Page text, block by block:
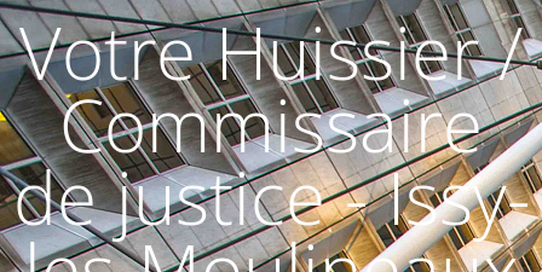
Votre Huissier /
Commissaire
de justice - Issy-